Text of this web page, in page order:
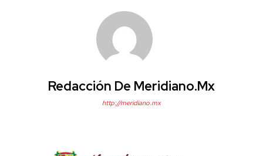
Redacción De Meridiano.mx
http://meridiano.mx